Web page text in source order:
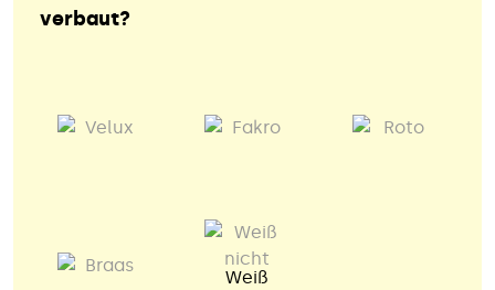
verbaut?
Weiß